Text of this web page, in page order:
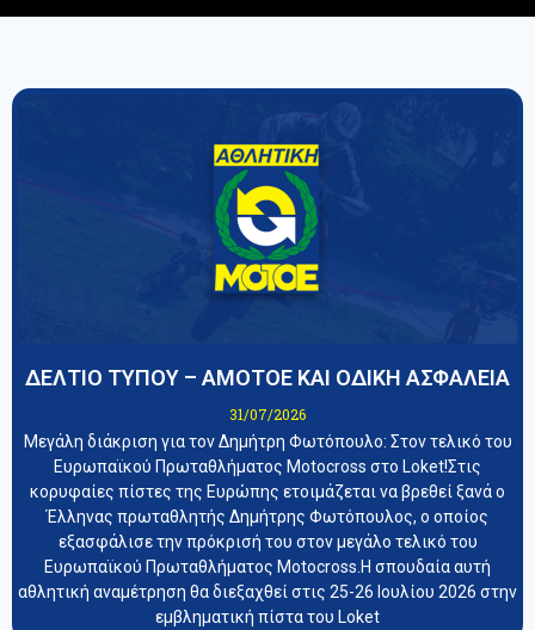
ΔΕΛΤΙΟ ΤΥΠΟΥ – ΑΜΟΤΟΕ ΚΑΙ ΟΔΙΚΗ ΑΣΦΑΛΕΙΑ
31/07/2026
Μεγάλη διάκριση για τον Δημήτρη Φωτόπουλο: Στον τελικό του
Ευρωπαϊκού Πρωταθλήματος Motocross στο Loket!Στις
κορυφαίες πίστες της Ευρώπης ετοιμάζεται να βρεθεί ξανά ο
Έλληνας πρωταθλητής Δημήτρης Φωτόπουλος, ο οποίος
εξασφάλισε την πρόκρισή του στον μεγάλο τελικό του
Ευρωπαϊκού Πρωταθλήματος Motocross.Η σπουδαία αυτή
αθλητική αναμέτρηση θα διεξαχθεί στις 25-26 Ιουλίου 2026 στην
εμβληματική πίστα του Loket